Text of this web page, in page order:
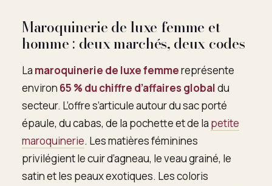
Maroquinerie de luxe femme et
homme : deux marchés, deux codes
La maroquinerie de luxe femmereprésente
environ 65 % du chiffre d’affaires globaldu
secteur. L’offre s’articule autour du sac porté
épaule, du cabas, de la pochette et de la petite
maroquinerie. Les matières féminines
privilégient le cuir d’agneau, le veau grainé, le
satin et les peaux exotiques. Les coloris